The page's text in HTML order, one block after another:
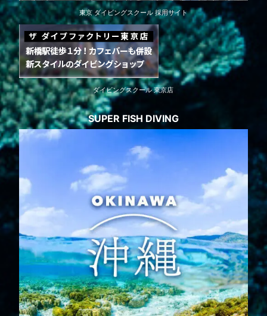
東京 ダイビングスクール 採用サイト
ダイビングスクール 東京店
SUPER FISH DIVING